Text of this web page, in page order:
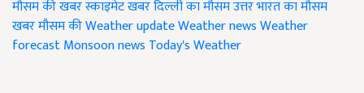
मौसम की खबरस्काइमेट खबरदिल्ली का मौसमउत्तर भारत का मौसम
खबर मौसम कीWeather updateWeather newsWeather
forecastMonsoon news Today's Weather